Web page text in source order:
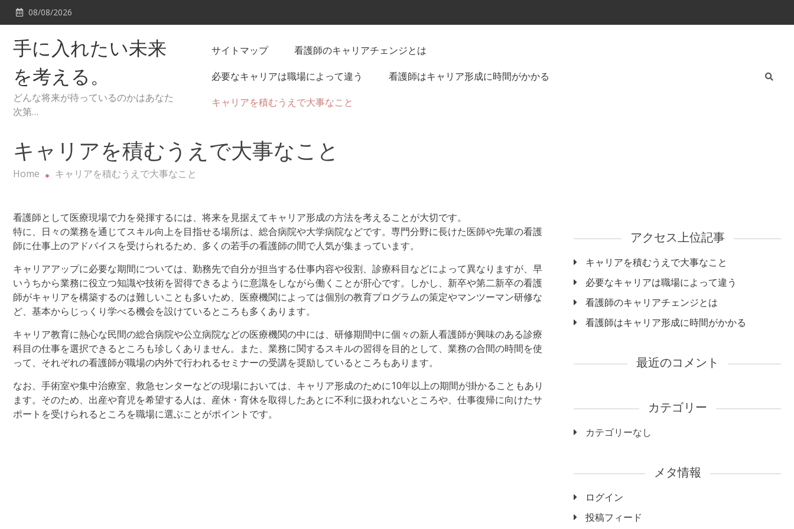
Skip
08/08/2026
手に入れたい未来
を考える。
どんな将来が待っているのかはあなた
次第…
サイトマップ
看護師のキャリアチェンジとは
必要なキャリアは職場によって違う
看護師はキャリア形成に時間がかかる
キャリアを積むうえで大事なこと
キャリアを積むうえで大事なこと
Home キャリアを積むうえで大事なこと
看護師として医療現場で力を発揮するには、将来を見据えてキャリア形成の方法を考えることが大切です。
特に、日々の業務を通じてスキル向上を目指せる場所は、総合病院や大学病院などです。専門分野に長けた医師や先輩の看護
師に仕事上のアドバイスを受けられるため、多くの若手の看護師の間で人気が集まっています。
キャリアアップに必要な期間については、勤務先で自分が担当する仕事内容や役割、診療科目などによって異なりますが、早
いうちから業務に役立つ知識や技術を習得できるように意識をしながら働くことが肝心です。しかし、新卒や第二新卒の看護
師がキャリアを構築するのは難しいことも多いため、医療機関によっては個別の教育プログラムの策定やマンツーマン研修な
ど、基本からじっくり学べる機会を設けているところも多くあります。
キャリア教育に熱心な民間の総合病院や公立病院などの医療機関の中には、研修期間中に個々の新人看護師が興味のある診療
科目の仕事を選択できるところも珍しくありません。また、業務に関するスキルの習得を目的として、業務の合間の時間を使
って、それぞれの看護師が職場の内外で行われるセミナーの受講を奨励しているところもあります。
なお、手術室や集中治療室、救急センターなどの現場においては、キャリア形成のために10年以上の期間が掛かることもあり
ます。そのため、出産や育児を希望する人は、産休・育休を取得したあとに不利に扱われないところや、仕事復帰に向けたサ
ポートを受けられるところを職場に選ぶことがポイントです。
アクセス上位記事
キャリアを積むうえで大事なこと
必要なキャリアは職場によって違う
看護師のキャリアチェンジとは
看護師はキャリア形成に時間がかかる
最近のコメント
カテゴリー
カテゴリーなし
メタ情報
ログイン
投稿フィード